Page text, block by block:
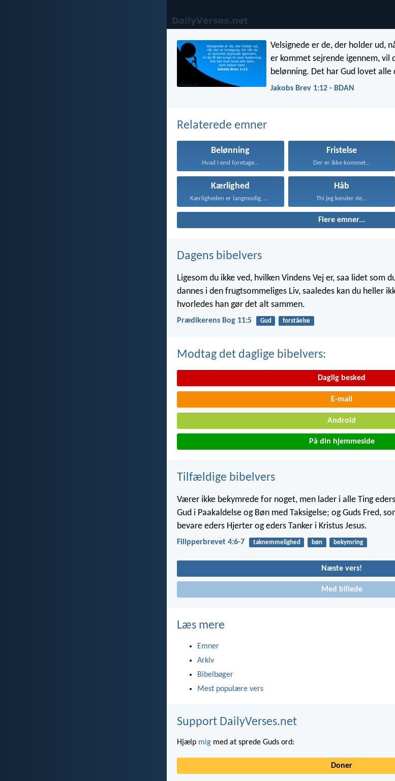
Velsignede er de, der holder ud,
er kommet sejrende igennem, vil
belønning. Det har Gud lovet alle
Jakobs Brev 1:12 - BDAN
Relaterede emner
Belønning
Hvad I end foretage...
Fristelse
Der er ikke kommet...
Kærlighed
Kærligheden er langmodig, er...
Håb
Thi jeg kender de...
Flere emner...
Dagens bibelvers
Ligesom du ikke ved, hvilken Vindens Vej er, saa lidet som
dannes i den frugtsommeliges Liv, saaledes kan du heller
hvorledes han gør det alt sammen.
Prædikerens Bog 11:5 Gud forståelse
Modtag det daglige bibelvers:
Daglig besked
E-mail
Android
På din hjemmeside
Tilfældige bibelvers
Værer ikke bekymrede for noget, men lader i alle Ting
Gud i Paakaldelse og Bøn med Taksigelse; og Guds Fred,
bevare eders Hjerter og eders Tanker i Kristus Jesus.
Filipperbrevet 4:6-7 taknemmelighed bøn bekymring
Næste vers!
Med billede
Læs mere
Emner
Arkiv
Bibelbøger
Mest populære vers
Support DailyVerses.net
Hjælp mig med at sprede Guds ord:
Doner